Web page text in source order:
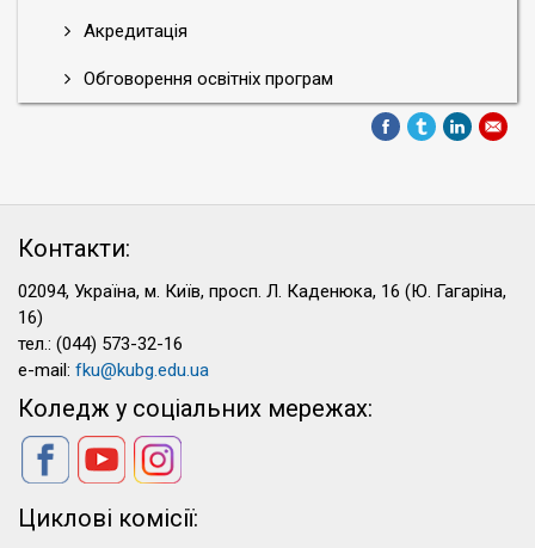
Акредитація
Обговорення освітніх програм
Контакти:
02094, Україна, м. Київ, просп. Л. Каденюка, 16 (Ю. Гагаріна,
16)
тел.: (044) 573-32-16
e-mail: fku@kubg.edu.ua
Коледж у соціальних мережах:
Циклові комісії: